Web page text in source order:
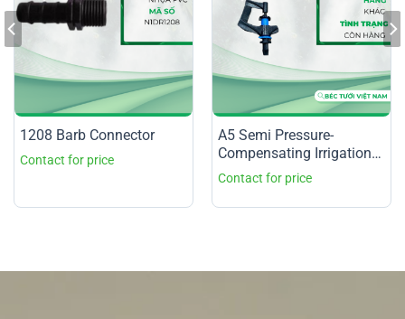
1208 Barb Connector
A5 Semi Pressure-
Compensating Irrigation
Nozzle